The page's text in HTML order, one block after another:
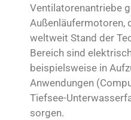
Ventilatorenantriebe
Außenläufermotoren,
weltweit Stand der
Bereich sind
beispielsweise in
Anwendungen
Tiefsee-
sorgen.